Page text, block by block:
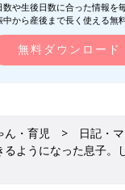
数や生後日数に合った情報を
中から産後まで長く使える無
無料ダウンロード
ん・育児 日記・
るようになった息子。